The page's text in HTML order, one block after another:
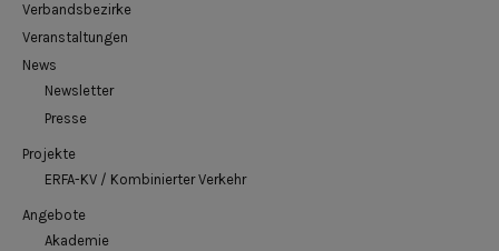
Verbandsbezirke
Veranstaltungen
News
Newsletter
Presse
Projekte
ERFA-KV / Kombinierter Verkehr
Angebote
Akademie